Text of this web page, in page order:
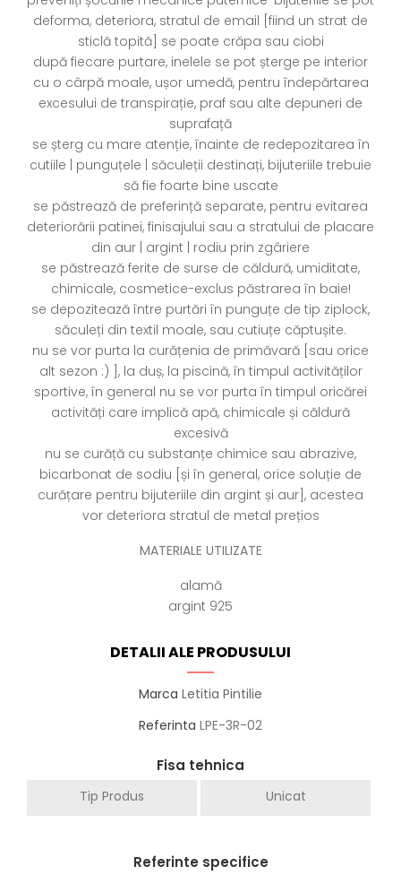
deforma, deteriora, stratul de email [fiind un strat de
sticlă topită] se poate crăpa sau ciobi
după fiecare purtare, inelele se pot șterge pe interior
cu o cârpă moale, ușor umedă, pentru îndepărtarea
excesului de transpirație, praf sau alte depuneri de
suprafață
se șterg cu mare atenție, înainte de redepozitarea în
cutiile | punguțele | săculeții destinați, bijuteriile trebuie
să fie foarte bine uscate
se păstrează de preferință separate, pentru evitarea
deteriorării patinei, finisajului sau a stratului de placare
din aur | argint | rodiu prin zgâriere
se păstrează ferite de surse de căldură, umiditate,
chimicale, cosmetice-exclus păstrarea în baie!
se depozitează între purtări în punguțe de tip ziplock,
săculeți din textil moale, sau cutiuțe căptușite.
nu se vor purta la curățenia de primăvară [sau orice
alt sezon :) ], la duș, la piscină, în timpul activităților
sportive, în general nu se vor purta în timpul oricărei
activități care implică apă, chimicale și căldură
excesivă
nu se curăță cu substanțe chimice sau abrazive,
bicarbonat de sodiu [și în general, orice soluție de
curățare pentru bijuteriile din argint și aur], acestea
vor deteriora stratul de metal prețios
MATERIALE UTILIZATE
alamă
argint 925
DETALII ALE PRODUSULUI
Marca Letitia Pintilie
Referinta LPE-3R-02
Fisa tehnica
Tip Produs Unicat
Referinte specifice